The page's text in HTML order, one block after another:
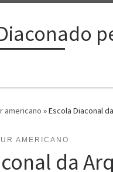
americano »Escola Diaconal
AMERICANO
da